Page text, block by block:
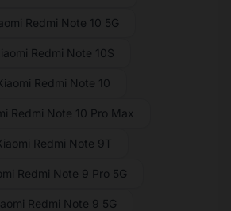
Redmi Note 10 5G
Redmi Note 10S
Redmi Note 10
Redmi Note 10 Pro Max
Redmi Note 9T
Redmi Note 9 Pro 5G
Redmi Note 9 5G